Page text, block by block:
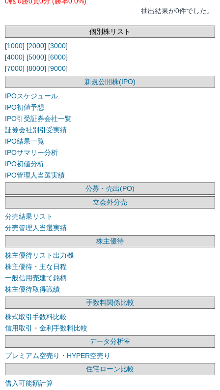
抽出結果が0件でした。
個別株リスト
[1000] [2000] [3000]
[4000] [5000] [6000]
[7000] [8000] [9000]
新規公開株(IPO)
IPOスケジュール
IPO初値予想
IPO引受証券会社一覧
証券会社別引受実績
IPO結果一覧
IPOサマリー分析
IPO初値分析
IPO管理人当選実績
公募・売出(PO)
立会外分売
分売結果リスト
分売管理人当選実績
株主優待
株主優待リスト出力機
株主優待・主な日程
一般信用売建て銘柄
株主優待取得戦績
手数料関係比較
株式取引手数料比較
信用取引・金利手数料比較
データ分析室
プレミアム空売り・HYPER空売り
住宅ローン比較
借入可能額計算